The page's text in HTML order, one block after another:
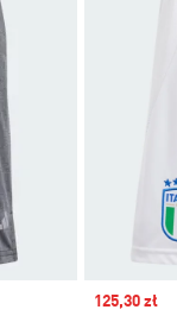
Sale price
125,30 zł